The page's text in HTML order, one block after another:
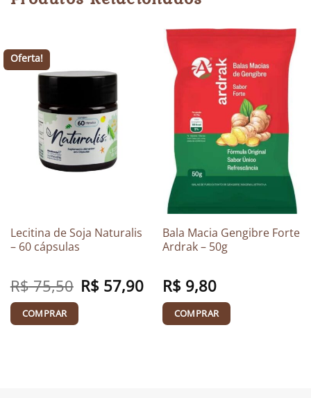
Oferta!
Lecitina de Soja Naturalis
– 60 cápsulas
R$75,50 Original
price
R$ 57,90Current
price
R$ 57,90.
COMPRAR
Bala Macia Gengibre Forte
Ardrak – 50g
R$9,80
COMPRAR